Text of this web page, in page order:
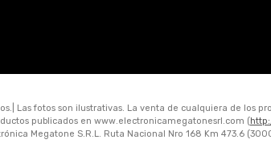
Las fotos son ilustrativas. La venta de cualquiera de los
publicados en www.electronicamegatonesrl.com (
Megatone S.R.L. Ruta Nacional Nro 168 Km 473.6